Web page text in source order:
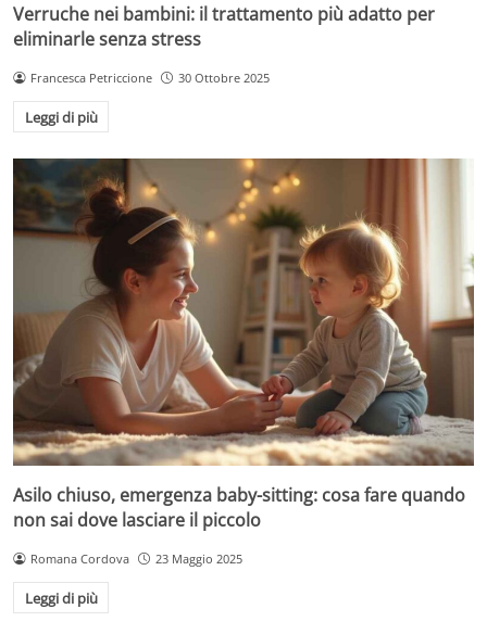
Verruche nei bambini: il trattamento più adatto per
eliminarle senza stress
Francesca Petriccione 30 Ottobre 2025
Leggi di più
Asilo chiuso, emergenza baby-sitting: cosa fare quando
non sai dove lasciare il piccolo
Romana Cordova 23 Maggio 2025
Leggi di più